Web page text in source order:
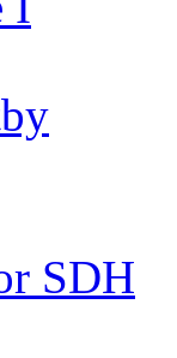
SDH